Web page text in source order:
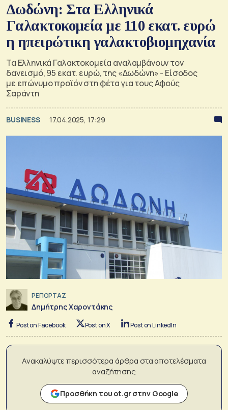
Δωδώνη: Στα Ελληνικά
Γαλακτοκομεία με 110 εκατ. ευρώ
η ηπειρώτικη γαλακτοβιομηχανία
Τα Ελληνικά Γαλακτοκομεία αναλαμβάνουν τον
δανεισμό, 95 εκατ. ευρώ, της «Δωδώνη» - Είσοδος
με επώνυμο προϊόν στη φέτα για τους Αφούς
Σαράντη
BUSINESS 17.04.2025, 17:29
ΡΕΠΟΡΤΑΖ
Δημήτρης Χαροντάκης
Post on Facebook Post on X Post on LinkedIn
Ανακαλύψτε περισσότερα άρθρα στα αποτελέσματα
αναζήτησης
Προσθήκη του ot.gr στην Google